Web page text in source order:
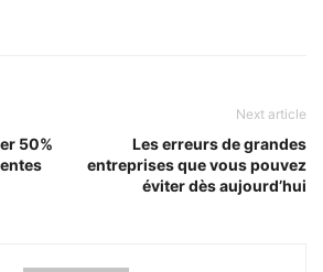
50%
Next article
Les erreurs de grandes
entreprises que vous pouvez
éviter dès aujourd’hui